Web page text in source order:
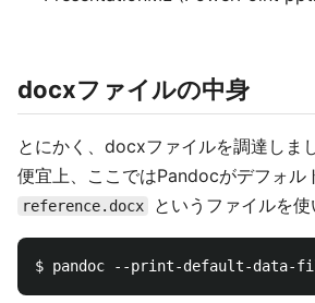
docxファイルの中身
とにかく、docxファイルを調達しま
便宜上、ここではPandocがデフォル
reference.docx というファイルを使